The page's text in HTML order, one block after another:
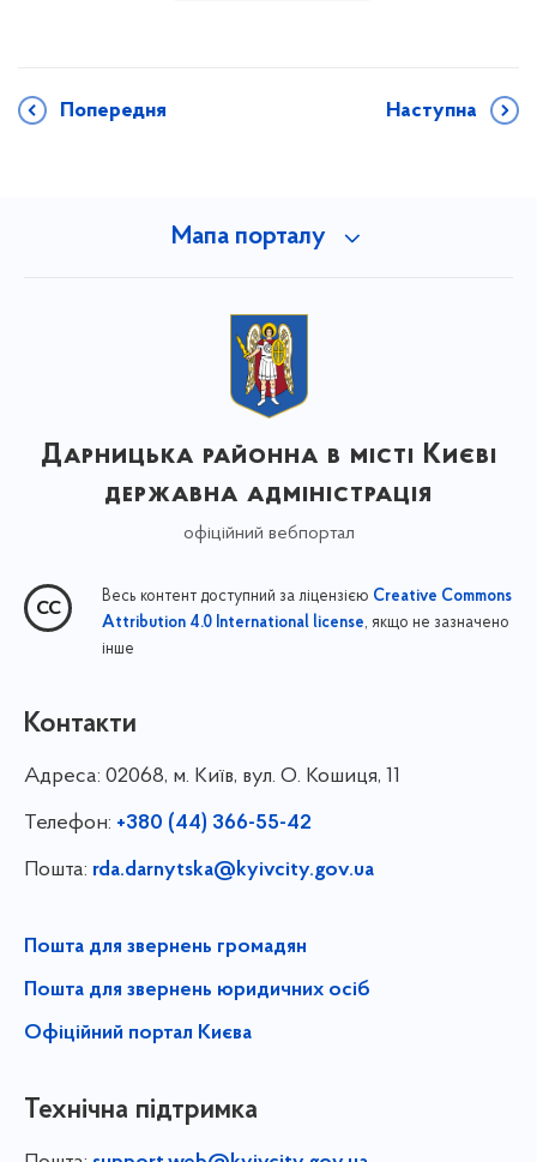
Попередня Наступна
Мапа порталу
Дарницька районна в місті Києві
державна адміністрація
офіційний вебпортал
Весь контент доступний за ліцензією Creative Commons
Attribution 4.0 International license, якщо не зазначено
інше
Контакти
Адреса: 02068, м. Київ, вул. О. Кошиця, 11
Телефон: +380 (44) 366-55-42
Пошта: rda.darnytska@kyivcity.gov.ua
Пошта для звернень громадян
Пошта для звернень юридичних осіб
Офіційний портал Києва
Технічна підтримка